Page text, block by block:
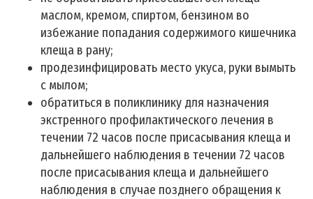
маслом, кремом, спиртом, бензином во
избежание попадания содержимого кишечника
клеща в рану;
продезинфицировать место укуса, руки вымыть
с мылом;
обратиться в поликлинику для назначения
экстренного профилактического лечения в
течении 72 часов после присасывания клеща и
дальнейшего наблюдения в течении 72 часов
после присасывания клеща и дальнейшего
наблюдения в случае позднего обращения к